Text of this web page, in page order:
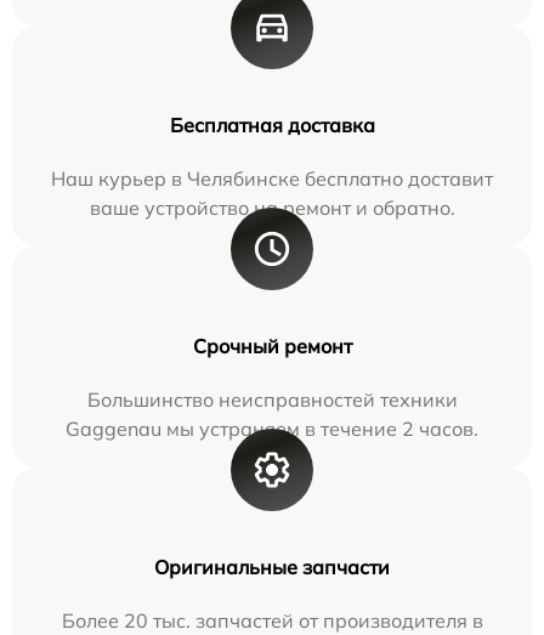
Бесплатная доставка
Наш курьер в Челябинске бесплатно доставит
ваше устройство на ремонт и обратно.
Срочный ремонт
Большинство неисправностей техники
Gaggenau мы устраняем в течение 2 часов.
Оригинальные запчасти
Более 20 тыс. запчастей от производителя в